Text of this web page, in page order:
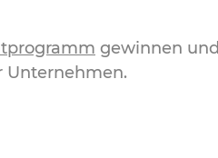
gewinnen und
Unternehmen.